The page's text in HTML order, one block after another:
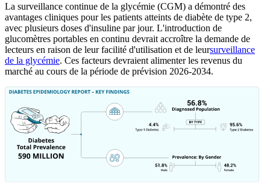
La surveillance continue de la glycémie (CGM) a démontré des
avantages cliniques pour les patients atteints de diabète de type 2,
avec plusieurs doses d'insuline par jour. L'introduction de
glucomètres portables en continu devrait accroître la demande de
lecteurs en raison de leur facilité d'utilisation et de leursurveillance
de la glycémie. Ces facteurs devraient alimenter les revenus du
marché au cours de la période de prévision 2026-2034.